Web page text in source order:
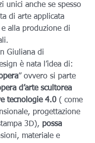
unici anche se spesso
di arte applicata
e alla produzione di
Giuliana di
è nata l’idea di:
” ovvero si parte
d’arte scultorea
tecnologie 4.0 ( come
progettazione
3D), possa
materiale e